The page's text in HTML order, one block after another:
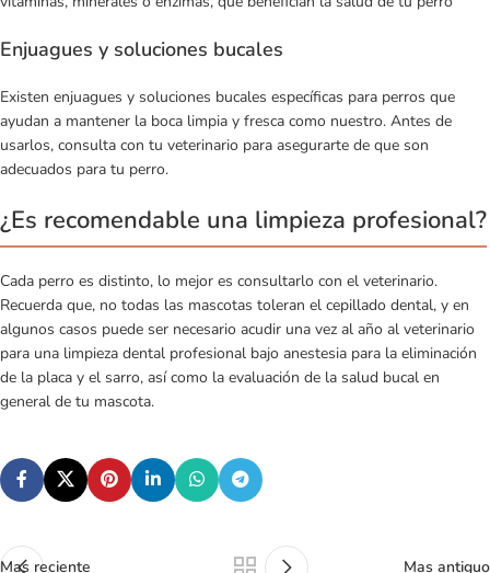
Enjuagues y soluciones bucales
Existen enjuagues y soluciones bucales específicas para perros que
ayudan a mantener la boca limpia y fresca como nuestro. Antes de
usarlos, consulta con tu veterinario para asegurarte de que son
adecuados para tu perro.
¿Es recomendable una limpieza profesional?
Cada perro es distinto, lo mejor es consultarlo con el veterinario.
Recuerda que, no todas las mascotas toleran el cepillado dental, y en
algunos casos puede ser necesario acudir una vez al año al veterinario
para una limpieza dental profesional bajo anestesia para la eliminación
de la placa y el sarro, así como la evaluación de la salud bucal en
general de tu mascota.
Mas reciente Mas antiguo